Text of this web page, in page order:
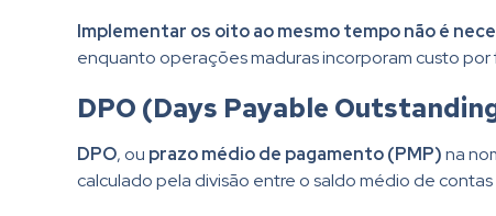
Implementar os oito ao mesmo tempo não é
enquanto operações maduras incorporam custo
DPO (Days Payable
DPO, ou prazo médio de pagamento (PMP)na
calculado pela divisão entre o saldo médio de